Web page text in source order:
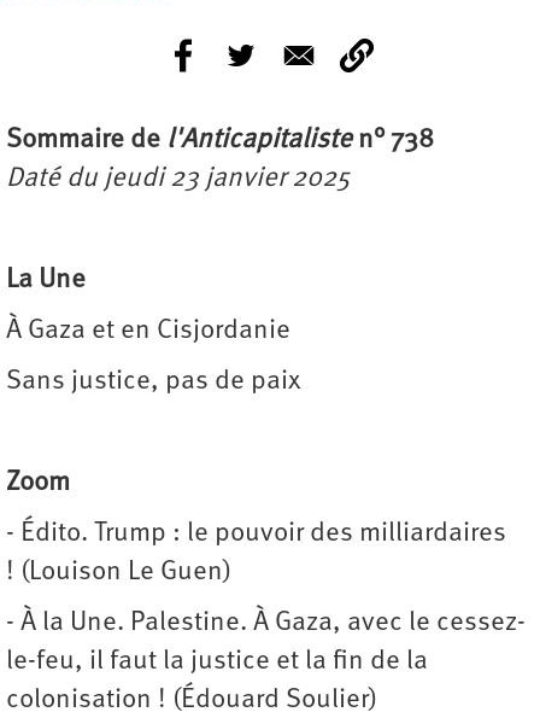
Sommaire de l'Anticapitalisten° 738
Daté du jeudi 23 janvier 2025
La Une
À Gaza et en Cisjordanie
Sans justice, pas de paix
Zoom
- Édito. Trump : le pouvoir des milliardaires
! (Louison Le Guen)
- À la Une. Palestine. À Gaza, avec le cessez-
le-feu, il faut la justice et la fin de la
colonisation ! (Édouard Soulier)